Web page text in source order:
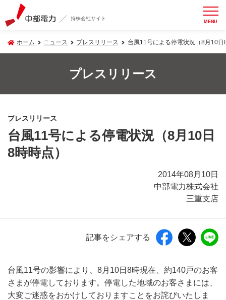
持株会社サイト MENU
ホーム ニュース プレスリリース 台風11号による停電状況（8月10日
プレスリリース
プレスリリース
台風11号による停電状況（8月10日
8時時点）
2014年08月10日
中部電力株式会社
三重支店
記事をシェアする
台風11号の影響により、8月10日8時現在、約140戸のお客
さまが停電しております。停電した地域のお客さまには、
大変ご迷惑をおかけしておりますことをお詫びいたしま